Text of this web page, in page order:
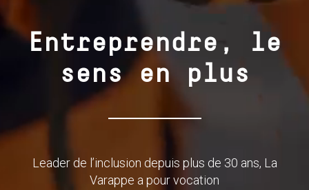
Entreprendre, le
sens en plus
Leader de l’inclusion depuis plus de 30 ans, La
Varappe a pour vocation